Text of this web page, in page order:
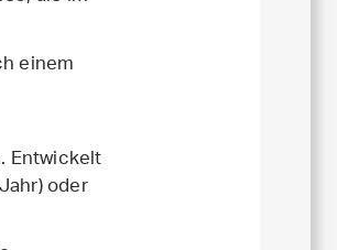
einem
Entwickelt
oder